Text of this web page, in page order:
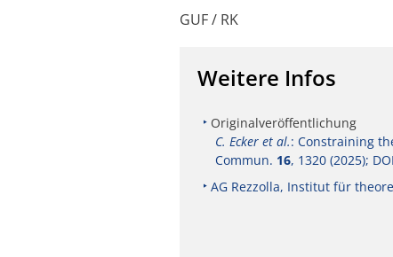
GUF / RK
Weitere Infos
Originalveröffentlichung
C. Ecker et al.: Constraining
Commun. 16, 1320 (2025);
AG Rezzolla, Institut für